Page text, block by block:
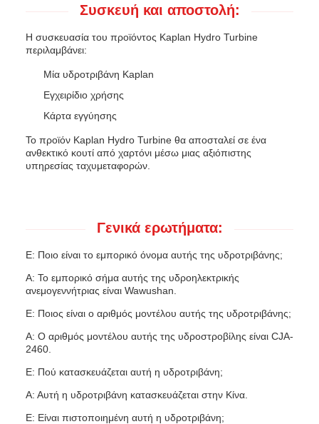
Συσκευή και αποστολή:
Η συσκευασία του προϊόντος Kaplan Hydro Turbine
περιλαμβάνει:
Μία υδροτριβάνη Kaplan
Εγχειρίδιο χρήσης
Κάρτα εγγύησης
Το προϊόν Kaplan Hydro Turbine θα αποσταλεί σε ένα
ανθεκτικό κουτί από χαρτόνι μέσω μιας αξιόπιστης
υπηρεσίας ταχυμεταφορών.
Γενικά ερωτήματα:
Ε: Ποιο είναι το εμπορικό όνομα αυτής της υδροτριβάνης;
Α: Το εμπορικό σήμα αυτής της υδροηλεκτρικής
ανεμογεννήτριας είναι Wawushan.
Ε: Ποιος είναι ο αριθμός μοντέλου αυτής της υδροτριβάνης;
Α: Ο αριθμός μοντέλου αυτής της υδροστροβίλης είναι CJA-
2460.
Ε: Πού κατασκευάζεται αυτή η υδροτριβάνη;
Α: Αυτή η υδροτριβάνη κατασκευάζεται στην Κίνα.
Ε: Είναι πιστοποιημένη αυτή η υδροτριβάνη;